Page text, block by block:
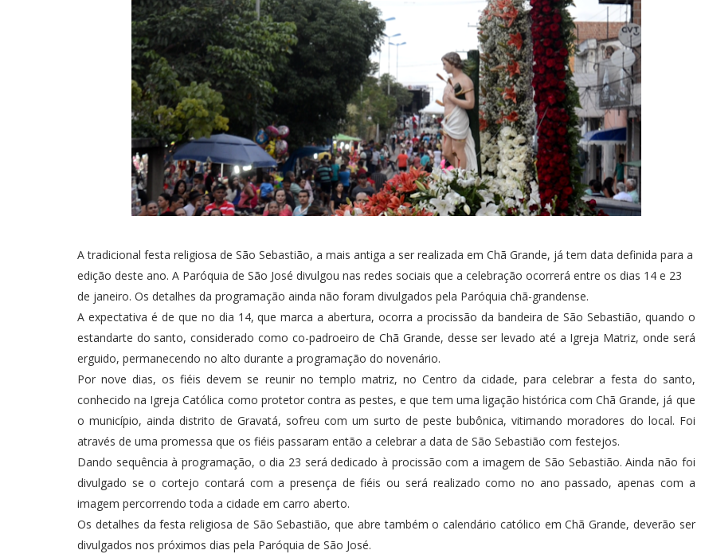
A tradicional festa religiosa de São Sebastião, a mais antiga a ser realizada em Chã Grande, já tem data definida para a
edição deste ano. A Paróquia de São José divulgou nas redes sociais que a celebração ocorrerá entre os dias 14 e 23
de janeiro. Os detalhes da programação ainda não foram divulgados pela Paróquia chã-grandense.
A expectativa é de que no dia 14, que marca a abertura, ocorra a procissão da bandeira de São Sebastião, quando o
estandarte do santo, considerado como co-padroeiro de Chã Grande, desse ser levado até a Igreja Matriz, onde será
erguido, permanecendo no alto durante a programação do novenário.
Por nove dias, os fiéis devem se reunir no templo matriz, no Centro da cidade, para celebrar a festa do santo,
conhecido na Igreja Católica como protetor contra as pestes, e que tem uma ligação histórica com Chã Grande, já que
o município, ainda distrito de Gravatá, sofreu com um surto de peste bubônica, vitimando moradores do local. Foi
através de uma promessa que os fiéis passaram então a celebrar a data de São Sebastião com festejos.
Dando sequência à programação, o dia 23 será dedicado à procissão com a imagem de São Sebastião. Ainda não foi
divulgado se o cortejo contará com a presença de fiéis ou será realizado como no ano passado, apenas com a
imagem percorrendo toda a cidade em carro aberto.
Os detalhes da festa religiosa de São Sebastião, que abre também o calendário católico em Chã Grande, deverão ser
divulgados nos próximos dias pela Paróquia de São José.